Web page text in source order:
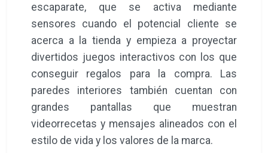
escaparate, que se activa mediante
sensores cuando el potencial cliente se
acerca a la tienda y empieza a proyectar
divertidos juegos interactivos con los que
conseguir regalos para la compra. Las
paredes interiores también cuentan con
grandes pantallas que muestran
videorrecetas y mensajes alineados con el
estilo de vida y los valores de la marca.